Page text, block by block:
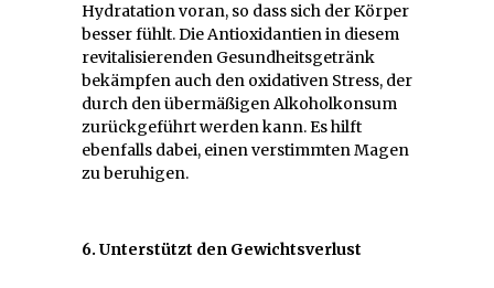
Hydratation voran, so dass sich der Körper
besser fühlt. Die Antioxidantien in diesem
revitalisierenden Gesundheitsgetränk
bekämpfen auch den oxidativen Stress, der
durch den übermäßigen Alkoholkonsum
zurückgeführt werden kann. Es hilft
ebenfalls dabei, einen verstimmten Magen
zu beruhigen.
6. Unterstützt den Gewichtsverlust